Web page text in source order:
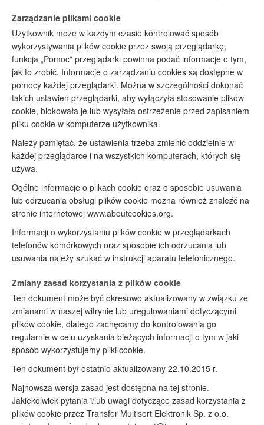
Zarządzanie plikami cookie
Użytkownik może w każdym czasie kontrolować sposób
wykorzystywania plików cookie przez swoją przeglądarkę,
funkcja „Pomoc” przeglądarki powinna podać informacje o tym,
jak to zrobić. Informacje o zarządzaniu cookies są dostępne w
pomocy każdej przeglądarki. Można w szczególności dokonać
takich ustawień przeglądarki, aby wyłączyła stosowanie plików
cookie, blokowała je lub wysyłała ostrzeżenie przed zapisaniem
pliku cookie w komputerze użytkownika.
Należy pamiętać, że ustawienia trzeba zmienić oddzielnie w
każdej przeglądarce i na wszystkich komputerach, których się
używa.
Ogólne informacje o plikach cookie oraz o sposobie usuwania
lub odrzucania obsługi plików cookie można również znaleźć na
stronie internetowej www.aboutcookies.org.
Informacji o wykorzystaniu plików cookie w przeglądarkach
telefonów komórkowych oraz sposobie ich odrzucania lub
usuwania należy szukać w instrukcji aparatu telefonicznego.
Zmiany zasad korzystania z plików cookie
Ten dokument może być okresowo aktualizowany w związku ze
zmianami w naszej witrynie lub uregulowaniami dotyczącymi
plików cookie, dlatego zachęcamy do kontrolowania go
regularnie w celu uzyskania bieżących informacji o tym w jaki
sposób wykorzystujemy pliki cookie.
Ten dokument był ostatnio aktualizowany 22.10.2015 r.
Najnowsza wersja zasad jest dostępna na tej stronie.
Jakiekolwiek pytania i/lub uwagi dotyczące zasad korzystania z
plików cookie przez Transfer Multisort Elektronik Sp. z o.o.